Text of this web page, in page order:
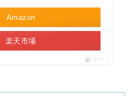
Amazon
楽天市場
ポチップ